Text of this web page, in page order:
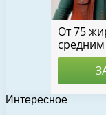
Интересное